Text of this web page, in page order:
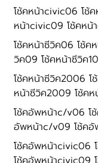
โช้คหน้าcivic06 โช้
หน้าcivic09 โช้คหน้
โช้คหน้าซีวิค06 โช้ค
วิค09 โช้คหน้าซีวิค
โช้คหน้าซีวิค2006 โ
หน้าซีวิค2009 โช้คห
โช้คอัพหน้าc/v06 โ
อัพหน้าc/v09 โช้คอั
โช้คอัพหน้าcivic06